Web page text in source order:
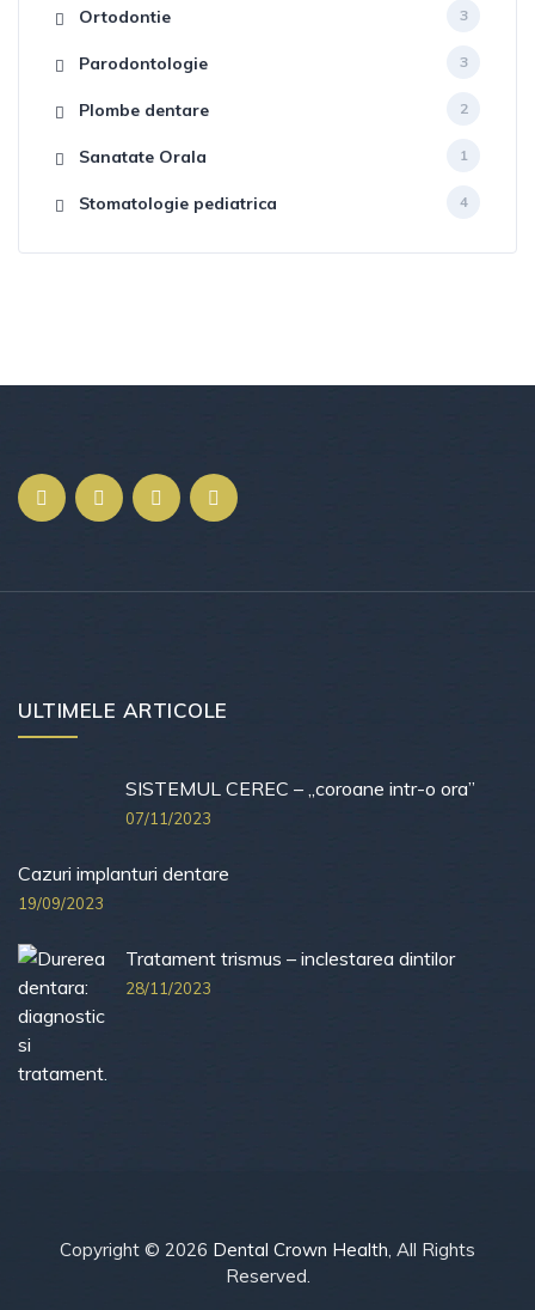
Ortodontie 3
Parodontologie 3
Plombe dentare 2
Sanatate Orala 1
Stomatologie pediatrica 4
ULTIMELE ARTICOLE
SISTEMUL CEREC – „coroane intr-o ora”
07/11/2023
Cazuri implanturi dentare
19/09/2023
Tratament trismus – inclestarea dintilor
28/11/2023
Copyright © 2026 Dental Crown Health, All Rights
Reserved.